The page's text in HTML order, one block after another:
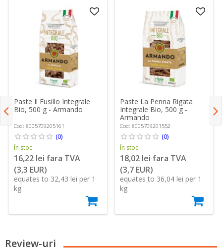
Paste Il Fusillo Integrale
Bio, 500 g - Armando
Cod: 8005709205161
(0)
În stoc
16,22 lei fara TVA
(3,3 EUR)
equates to 32,43 lei per 1
kg
Paste La Penna Rigata
Integrale Bio, 500 g -
Armando
Cod: 8005709201552
(0)
În stoc
18,02 lei fara TVA
(3,7 EUR)
equates to 36,04 lei per 1
kg
Review-uri